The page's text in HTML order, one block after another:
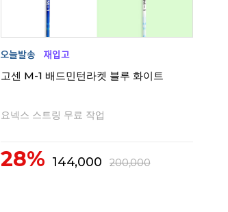
고센 M-1 배드민턴라켓 블루 화이트
요넥스 스트링 무료 작업
28% 144,000 200,000